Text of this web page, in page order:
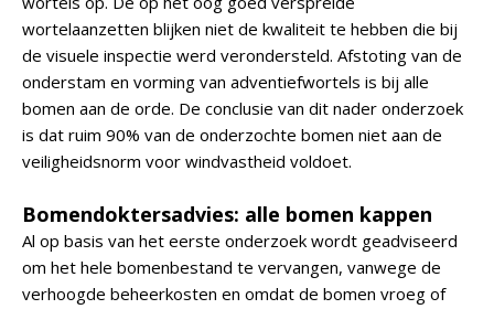
wortelaanzetten blijken niet de kwaliteit te hebben die bij
de visuele inspectie werd verondersteld. Afstoting van de
onderstam en vorming van adventiefwortels is bij alle
bomen aan de orde. De conclusie van dit nader onderzoek
is dat ruim 90% van de onderzochte bomen niet aan de
veiligheidsnorm voor windvastheid voldoet.
Bomendoktersadvies: alle bomen kappen
Al op basis van het eerste onderzoek wordt geadviseerd
om het hele bomenbestand te vervangen, vanwege de
verhoogde beheerkosten en omdat de bomen vroeg of